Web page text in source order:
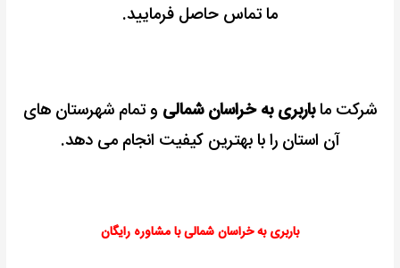
ما تماس حاصل فرمایید.
شرکت ماباربری به خراسان شمالی و تمام شهرستان های
آن استان را با بهترین کیفیت انجام می دهد.
باربری به خراسان شمالی با مشاوره رایگان